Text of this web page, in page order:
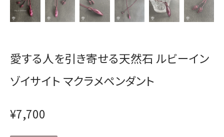
愛する人を引き寄せる天然石 ルビーイン
ゾイサイト マクラメペンダント
¥7,700